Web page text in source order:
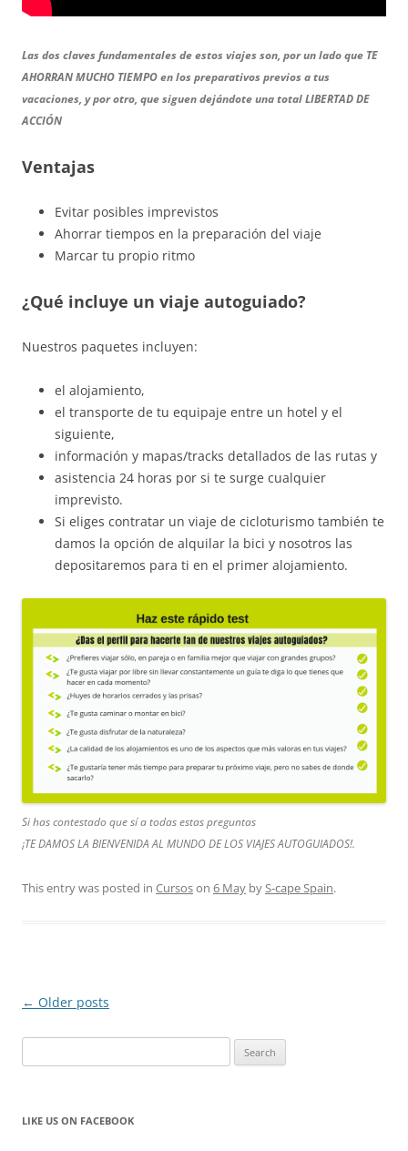
Las dos claves fundamentales de estos viajes son, por un lado que TE
AHORRAN MUCHO TIEMPO en los preparativos previos a tus
vacaciones, y por otro, que siguen dejándote una total LIBERTAD DE
ACCIÓN
Ventajas
Evitar posibles imprevistos
Ahorrar tiempos en la preparación del viaje
Marcar tu propio ritmo
¿Qué incluye un viaje autoguiado?
Nuestros paquetes incluyen:
el alojamiento,
el transporte de tu equipaje entre un hotel y el
siguiente,
información y mapas/tracks detallados de las rutas y
asistencia 24 horas por si te surge cualquier
imprevisto.
Si eliges contratar un viaje de cicloturismo también te
damos la opción de alquilar la bici y nosotros las
depositaremos para ti en el primer alojamiento.
Si has contestado que sí a todas estas preguntas
¡TE DAMOS LA BIENVENIDA AL MUNDO DE LOS VIAJES AUTOGUIADOS!.
This entry was posted in Cursoson 6 May byS-cape Spain.
Post
← Older posts
for:
LIKE US ON FACEBOOK